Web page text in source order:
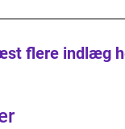
flere indlæg